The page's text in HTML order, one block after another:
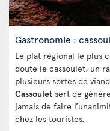
Gastronomie :
Le plat régional le plus
doute le cassoulet, un
plusieurs sortes de
Cassoulet sert de
jamais de faire
chez les touristes.